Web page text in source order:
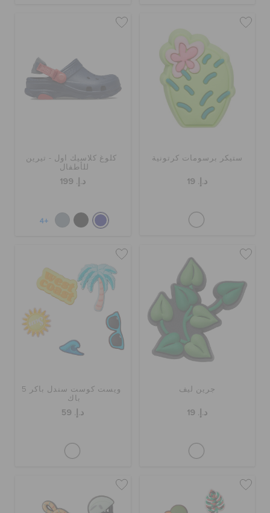
ستيكر برسومات كرتونية
د.إ. 19
كلوغ كلاسيك اول - تيرين
للأطفال
د.إ. 199
+4
جرين ليف
د.إ. 19
ويست كوست سندل باكر 5
باك
د.إ. 59